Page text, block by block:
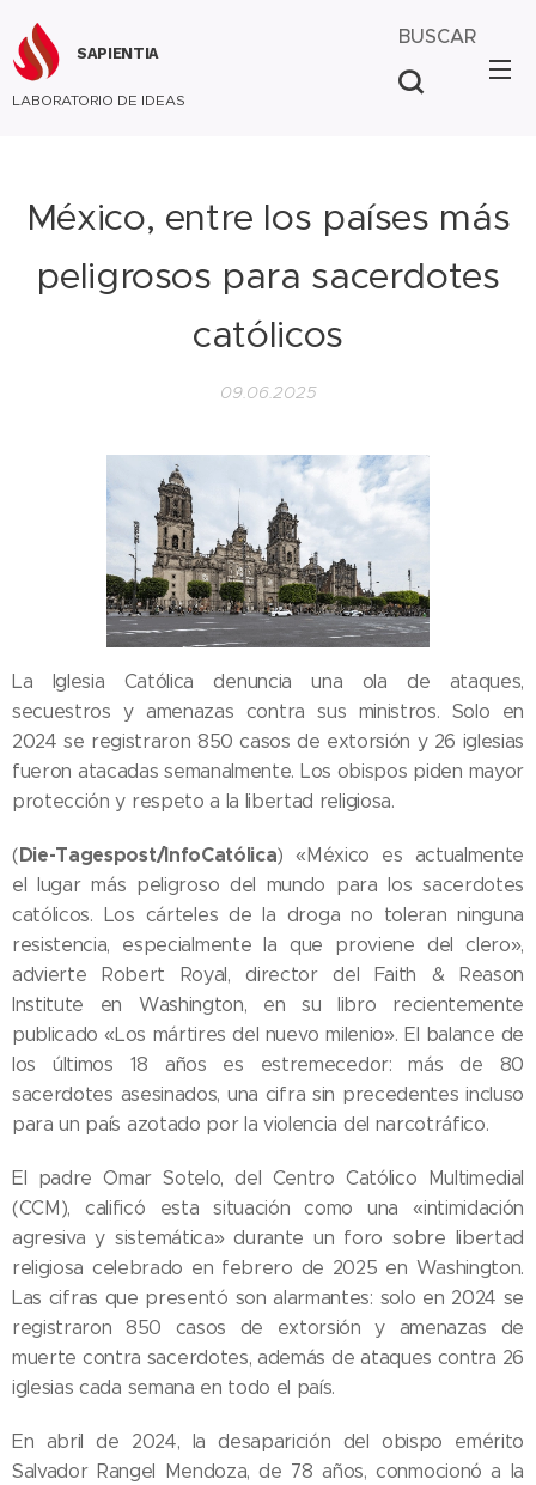
SAPIENTIA
LABORATORIO DE IDEAS
BUSCAR
México, entre los países más
peligrosos para sacerdotes
católicos
09.06.2025
La Iglesia Católica denuncia una ola de ataques,
secuestros y amenazas contra sus ministros. Solo en
2024 se registraron 850 casos de extorsión y 26 iglesias
fueron atacadas semanalmente. Los obispos piden mayor
protección y respeto a la libertad religiosa.
(Die-Tagespost/InfoCatólica) «México es actualmente
el lugar más peligroso del mundo para los sacerdotes
católicos. Los cárteles de la droga no toleran ninguna
resistencia, especialmente la que proviene del clero»,
advierte Robert Royal, director del Faith & Reason
Institute en Washington, en su libro recientemente
publicado «Los mártires del nuevo milenio». El balance de
los últimos 18 años es estremecedor: más de 80
sacerdotes asesinados, una cifra sin precedentes incluso
para un país azotado por la violencia del narcotráfico.
El padre Omar Sotelo, del Centro Católico Multimedial
(CCM), calificó esta situación como una «intimidación
agresiva y sistemática» durante un foro sobre libertad
religiosa celebrado en febrero de 2025 en Washington.
Las cifras que presentó son alarmantes: solo en 2024 se
registraron 850 casos de extorsión y amenazas de
muerte contra sacerdotes, además de ataques contra 26
iglesias cada semana en todo el país.
En abril de 2024, la desaparición del obispo emérito
Salvador Rangel Mendoza, de 78 años, conmocionó a la